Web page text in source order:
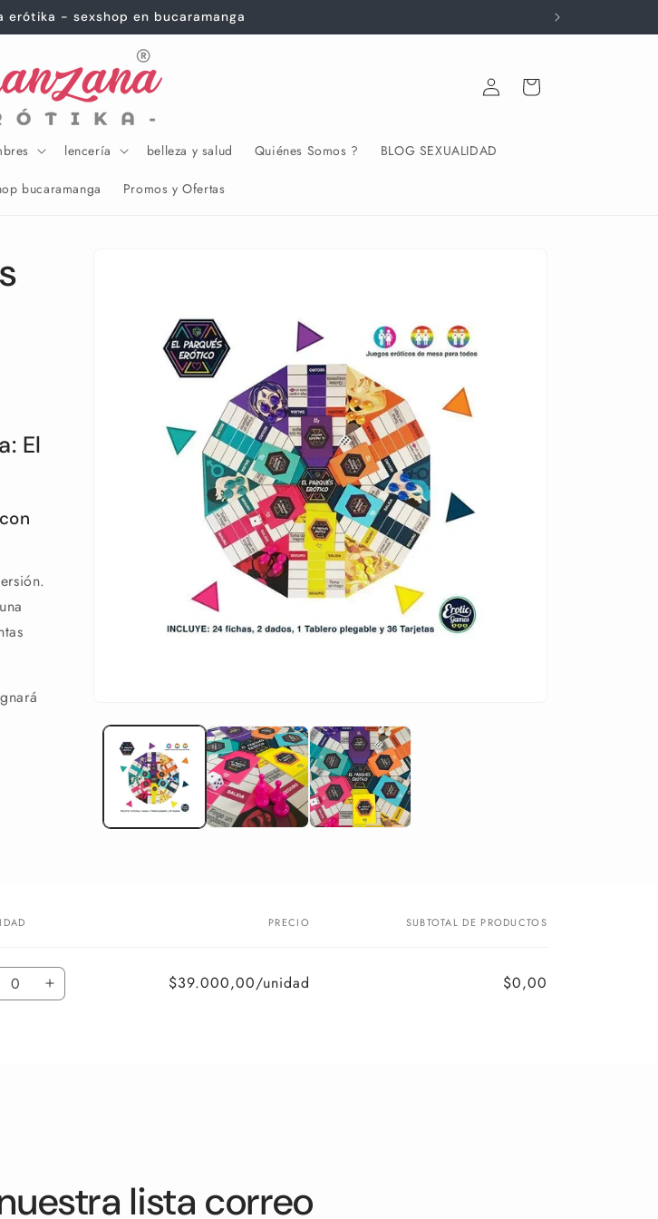
erótika - sexshop en bucaramanga
lencería belleza y salud Quiénes Somos ? BLOG SEXUALIDAD
bucaramanga Promos y Ofertas
Iniciar
sesión
Carrito
elemento
multimedia
ventana
El
PRECIO SUBTOTAL DE PRODUCTOS
Aumentar
$39.000,00/unidad $0,00
lista correo